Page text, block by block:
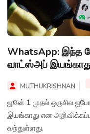
WhatsApp: இந்த
வாட்ஸ்அப்
MUTHUKRISHNAN
ஜூன் 1 முதல் ஒருசில
இயங்காது என
வந்துள்ளது.